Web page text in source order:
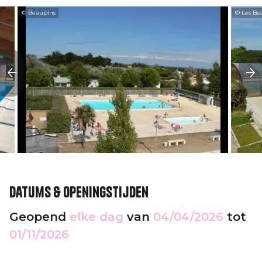
© Beaupins © Les
Datums & openingstijden
Geopend elke dag van 04/04/2026 tot
01/11/2026